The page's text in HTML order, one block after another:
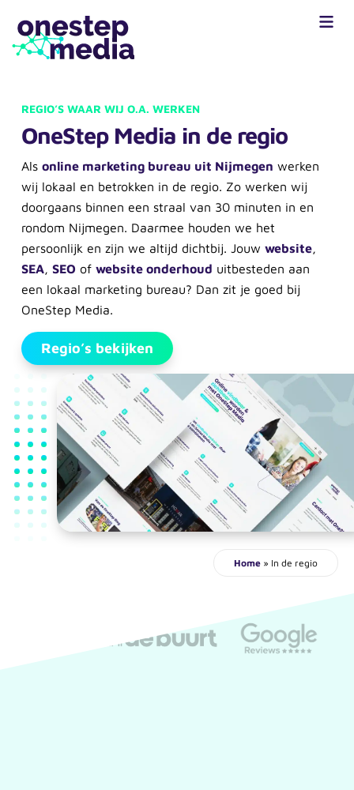
REGIO’S WAAR WIJ O.A. WERKEN
OneStep Media in de regio
Als online marketing bureau uit Nijmegen werken
wij lokaal en betrokken in de regio. Zo werken wij
doorgaans binnen een straal van 30 minuten in en
rondom Nijmegen. Daarmee houden we het
persoonlijk en zijn we altijd dichtbij. Jouw website,
SEA, SEO of website onderhoud uitbesteden aan
een lokaal marketing bureau? Dan zit je goed bij
OneStep Media.
Regio’s bekijken
Home » In de regio